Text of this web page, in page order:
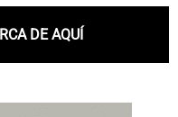
DE AQUÍ